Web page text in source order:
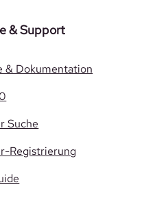
& Support
& Dokumentation
Suche
Registrierung